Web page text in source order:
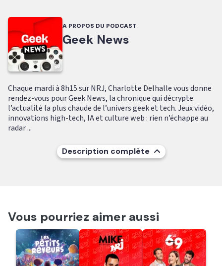
A PROPOS DU PODCAST
Geek News
Chaque mardi à 8h15 sur NRJ, Charlotte Delhalle vous donne
rendez-vous pour Geek News, la chronique qui décrypte
l’actualité la plus chaude de l’univers geek et tech. Jeux vidéo,
innovations high-tech, IA et culture web : rien n’échappe au
radar ...
Description complète
Vous pourriez aimer aussi